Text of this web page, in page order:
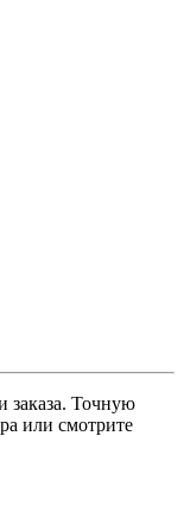
заказа. Точную
или смотрите